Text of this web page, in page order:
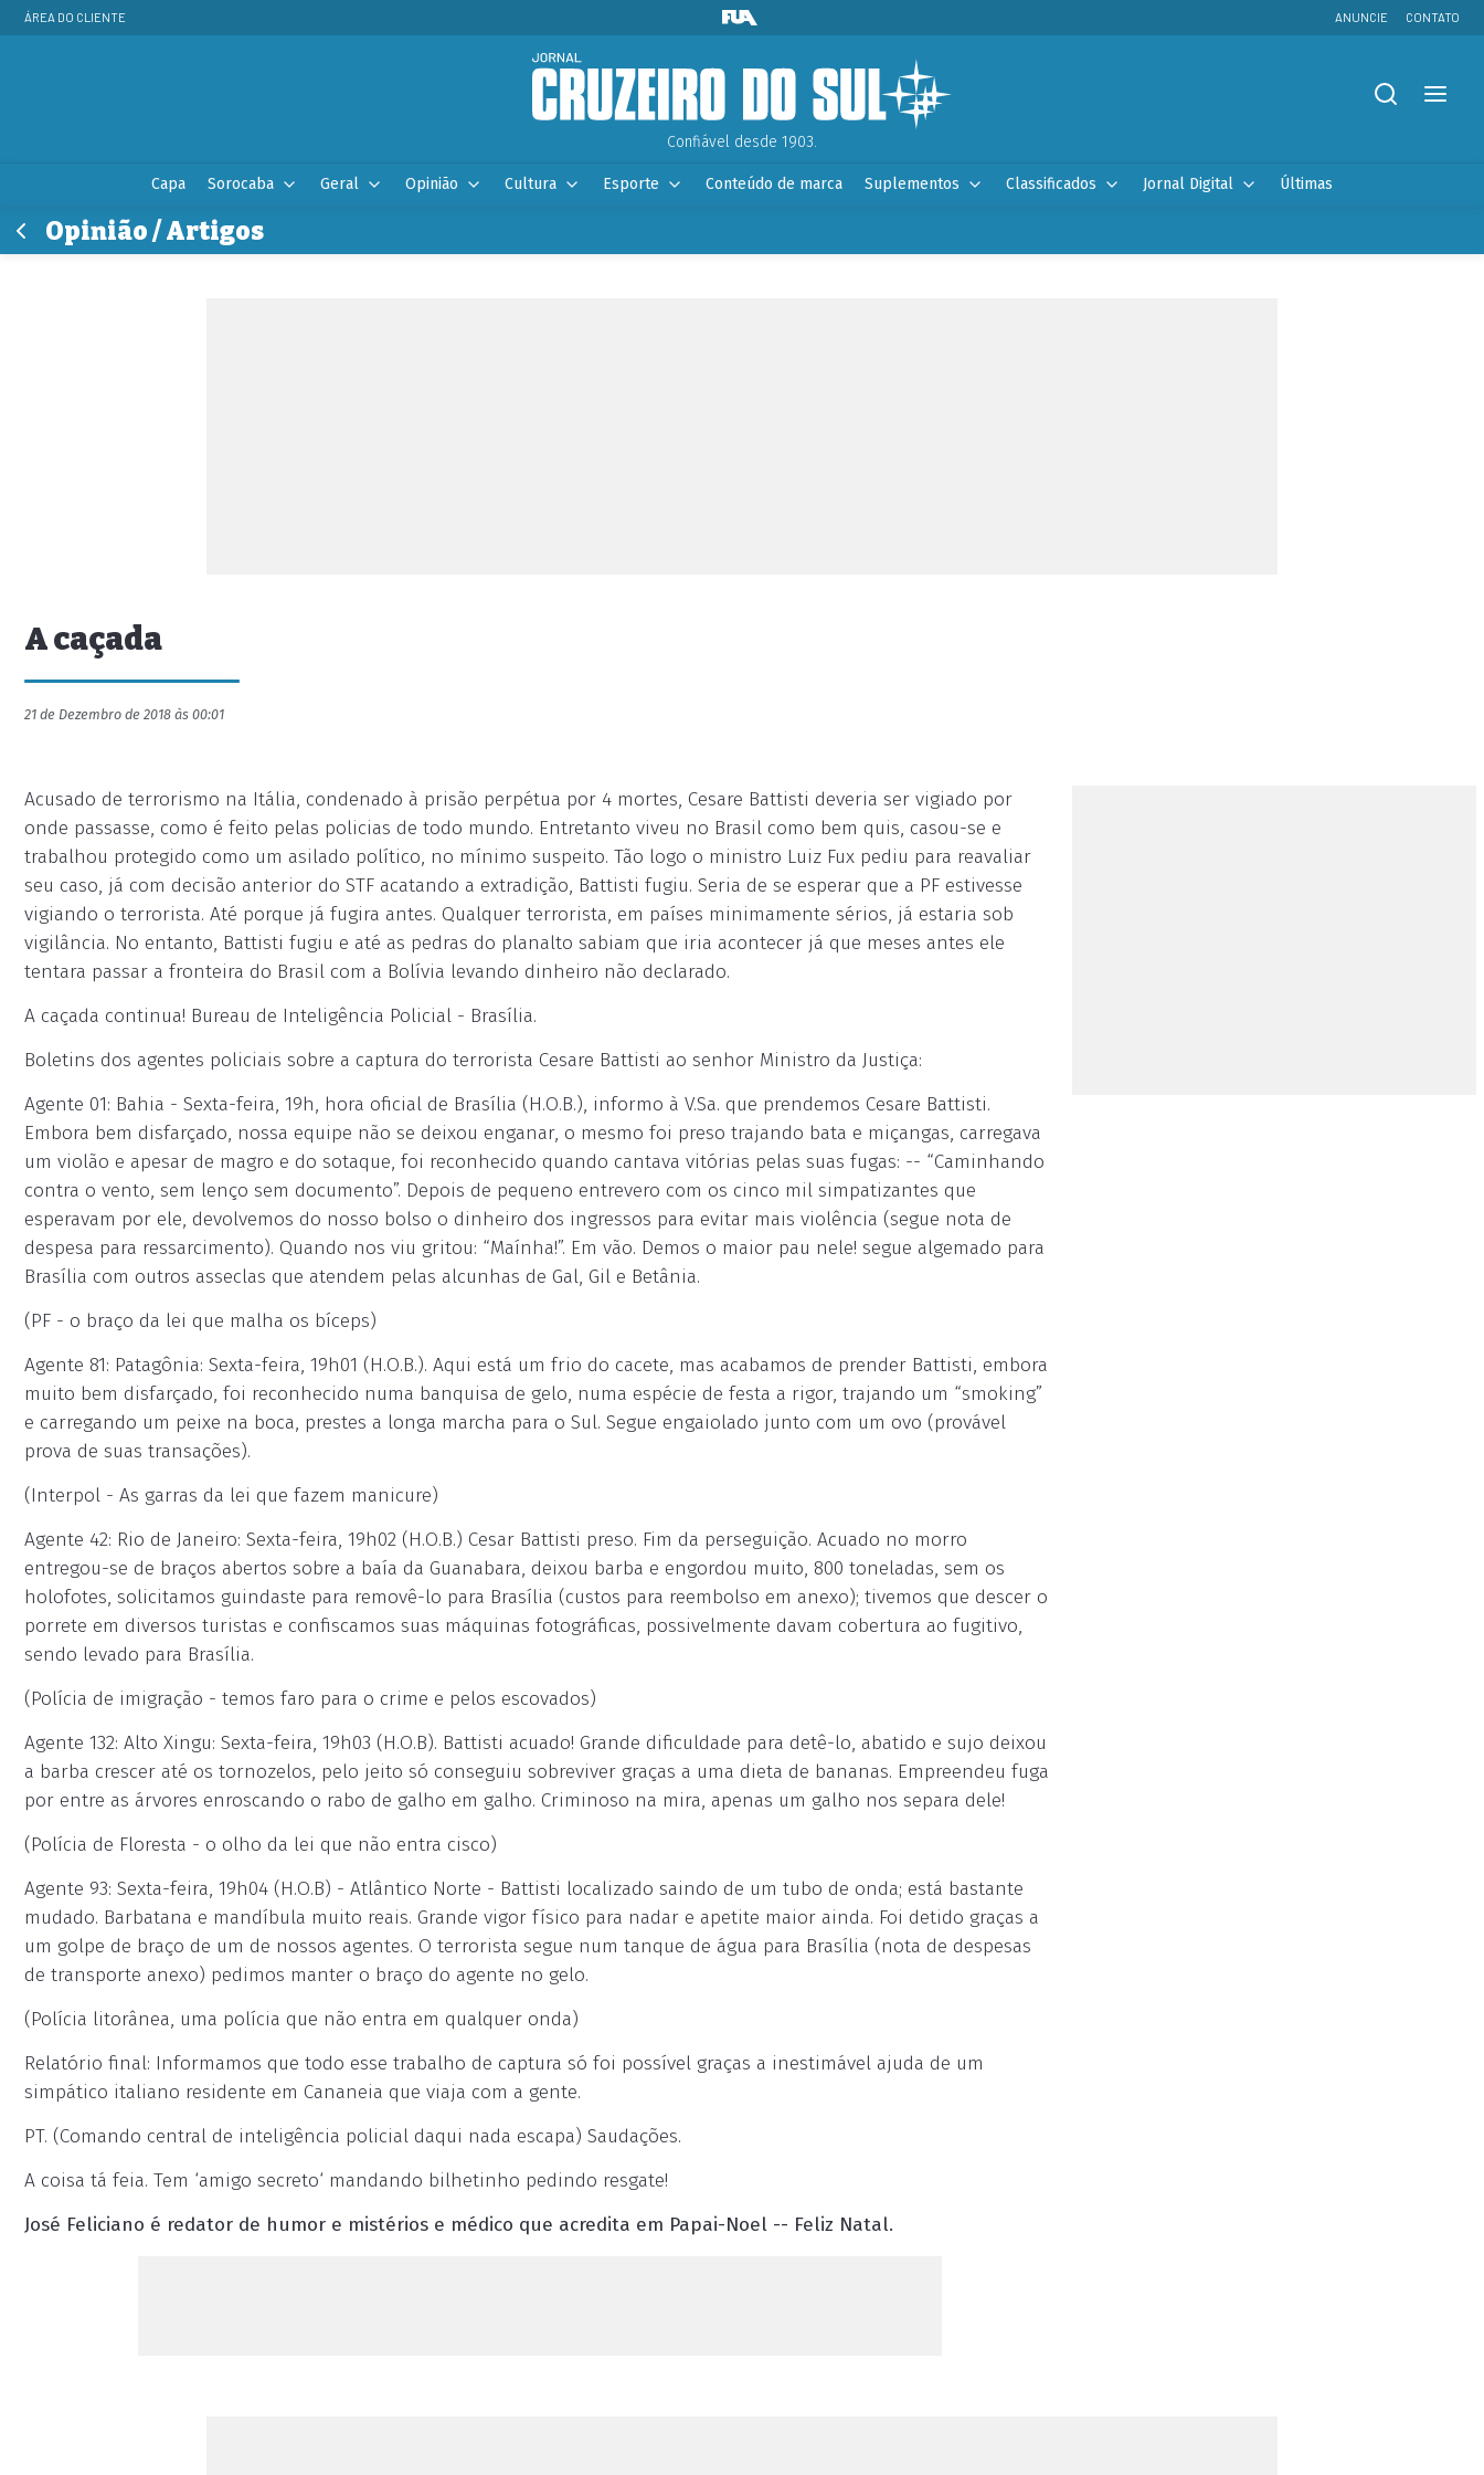
ÁREA DO CLIENTE ANUNCIE CONTATO
Confiável desde 1903.
Capa Sorocaba Geral Opinião Cultura Esporte Conteúdo de marca Suplementos Classificados Jornal Digital Últimas
Opinião / Artigos
A caçada
21 de Dezembro de 2018 às 00:01
Acusado de terrorismo na Itália, condenado à prisão perpétua por 4 mortes, Cesare Battisti deveria ser vigiado por
onde passasse, como é feito pelas policias de todo mundo. Entretanto viveu no Brasil como bem quis, casou-se e
trabalhou protegido como um asilado político, no mínimo suspeito. Tão logo o ministro Luiz Fux pediu para reavaliar
seu caso, já com decisão anterior do STF acatando a extradição, Battisti fugiu. Seria de se esperar que a PF estivesse
vigiando o terrorista. Até porque já fugira antes. Qualquer terrorista, em países minimamente sérios, já estaria sob
vigilância. No entanto, Battisti fugiu e até as pedras do planalto sabiam que iria acontecer já que meses antes ele
tentara passar a fronteira do Brasil com a Bolívia levando dinheiro não declarado.
A caçada continua! Bureau de Inteligência Policial - Brasília.
Boletins dos agentes policiais sobre a captura do terrorista Cesare Battisti ao senhor Ministro da Justiça:
Agente 01: Bahia - Sexta-feira, 19h, hora oficial de Brasília (H.O.B.), informo à V.Sa. que prendemos Cesare Battisti.
Embora bem disfarçado, nossa equipe não se deixou enganar, o mesmo foi preso trajando bata e miçangas, carregava
um violão e apesar de magro e do sotaque, foi reconhecido quando cantava vitórias pelas suas fugas: -- “Caminhando
contra o vento, sem lenço sem documento”. Depois de pequeno entrevero com os cinco mil simpatizantes que
esperavam por ele, devolvemos do nosso bolso o dinheiro dos ingressos para evitar mais violência (segue nota de
despesa para ressarcimento). Quando nos viu gritou: “Maínha!”. Em vão. Demos o maior pau nele! segue algemado para
Brasília com outros asseclas que atendem pelas alcunhas de Gal, Gil e Betânia.
(PF - o braço da lei que malha os bíceps)
Agente 81: Patagônia: Sexta-feira, 19h01 (H.O.B.). Aqui está um frio do cacete, mas acabamos de prender Battisti, embora
muito bem disfarçado, foi reconhecido numa banquisa de gelo, numa espécie de festa a rigor, trajando um “smoking”
e carregando um peixe na boca, prestes a longa marcha para o Sul. Segue engaiolado junto com um ovo (provável
prova de suas transações).
(Interpol - As garras da lei que fazem manicure)
Agente 42: Rio de Janeiro: Sexta-feira, 19h02 (H.O.B.) Cesar Battisti preso. Fim da perseguição. Acuado no morro
entregou-se de braços abertos sobre a baía da Guanabara, deixou barba e engordou muito, 800 toneladas, sem os
holofotes, solicitamos guindaste para removê-lo para Brasília (custos para reembolso em anexo); tivemos que descer o
porrete em diversos turistas e confiscamos suas máquinas fotográficas, possivelmente davam cobertura ao fugitivo,
sendo levado para Brasília.
(Polícia de imigração - temos faro para o crime e pelos escovados)
Agente 132: Alto Xingu: Sexta-feira, 19h03 (H.O.B). Battisti acuado! Grande dificuldade para detê-lo, abatido e sujo deixou
a barba crescer até os tornozelos, pelo jeito só conseguiu sobreviver graças a uma dieta de bananas. Empreendeu fuga
por entre as árvores enroscando o rabo de galho em galho. Criminoso na mira, apenas um galho nos separa dele!
(Polícia de Floresta - o olho da lei que não entra cisco)
Agente 93: Sexta-feira, 19h04 (H.O.B) - Atlântico Norte - Battisti localizado saindo de um tubo de onda; está bastante
mudado. Barbatana e mandíbula muito reais. Grande vigor físico para nadar e apetite maior ainda. Foi detido graças a
um golpe de braço de um de nossos agentes. O terrorista segue num tanque de água para Brasília (nota de despesas
de transporte anexo) pedimos manter o braço do agente no gelo.
(Polícia litorânea, uma polícia que não entra em qualquer onda)
Relatório final: Informamos que todo esse trabalho de captura só foi possível graças a inestimável ajuda de um
simpático italiano residente em Cananeia que viaja com a gente.
PT. (Comando central de inteligência policial daqui nada escapa) Saudações.
A coisa tá feia. Tem ‘amigo secreto‘ mandando bilhetinho pedindo resgate!
José Feliciano é redator de humor e mistérios e médico que acredita em Papai-Noel -- Feliz Natal.